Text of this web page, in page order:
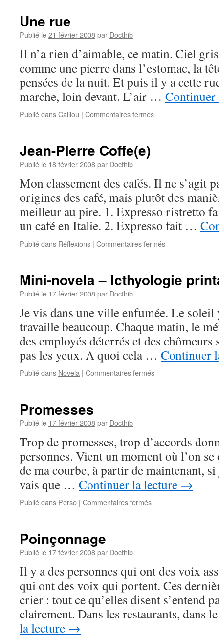
Une rue
Publié le21 février 2008par Docthib
Il n’a rien d’aimable, ce matin. Ciel
comme une pierre dans l’estomac, la
pensées de la nuit. Et puis il y a cette
marche, loin devant. L’air …
Publié dansCaillou | Commentaires ferméssur
Jean-Pierre Coffe(e)
Publié le 18 février 2008par Docthib
Mon classement des cafés. Il ne s’agit
origines des café, mais plutôt des
meilleur au pire. 1. Expresso ristretto
un café en Italie. 2. Expresso fait …
Publié dans Réflexions | Commentaires ferméssur
Mini-novela – Icthyologie
Publié le 17 février 2008par Docthib
Je vis dans une ville enfumée. Le soleil
travaille beaucoup. Chaque matin, le
des employés déterrés et des chômeurs
pas les yeux. A quoi cela … Continuer
Publié dans Novela | Commentaires ferméssur
Promesses
Publié le 17 février 2008par Docthib
Trop de promesses, trop d’accords
personnes. Vient un moment où l’on
de ma courbe, à partir de maintenant,
vais que … Continuer la lecture →
Publié dans Perso | Commentaires ferméssur
Poinçonnage
Publié le 17 février 2008par Docthib
Il y a des personnes qui ont des voix
qui ont des voix qui portent. Ces
crier : tout ce qu’elles disent s’entend
clairement. Dans les restaurants, dans
la lecture →